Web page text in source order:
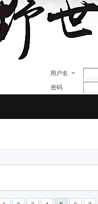
用户名
密码